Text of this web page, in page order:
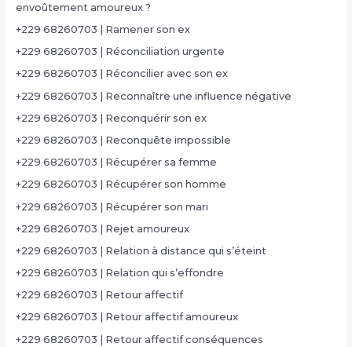
envoûtement amoureux ?
+229 68260703 | Ramener son ex
+229 68260703 | Réconciliation urgente
+229 68260703 | Réconcilier avec son ex
+229 68260703 | Reconnaître une influence négative
+229 68260703 | Reconquérir son ex
+229 68260703 | Reconquête impossible
+229 68260703 | Récupérer sa femme
+229 68260703 | Récupérer son homme
+229 68260703 | Récupérer son mari
+229 68260703 | Rejet amoureux
+229 68260703 | Relation à distance qui s’éteint
+229 68260703 | Relation qui s’effondre
+229 68260703 | Retour affectif
+229 68260703 | Retour affectif amoureux
+229 68260703 | Retour affectif conséquences